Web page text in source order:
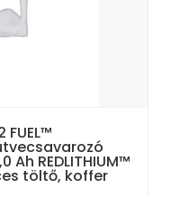
FUEL™
REDLITHIUM™
töltő, koffer